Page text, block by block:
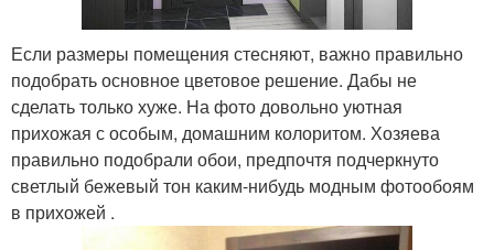
Если размеры помещения стесняют, важно правильно
подобрать основное цветовое решение. Дабы не
сделать только хуже. На фото довольно уютная
прихожая с особым, домашним колоритом. Хозяева
правильно подобрали обои, предпочтя подчеркнуто
светлый бежевый тон каким-нибудь модным фотообоям
в прихожей .